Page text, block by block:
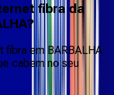
fibra da
em BARBALHA
cabem no seu